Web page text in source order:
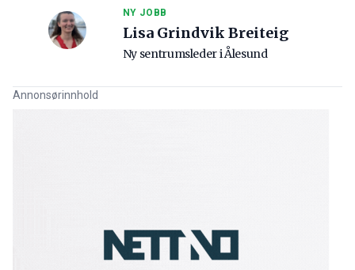
NY JOBB
Lisa Grindvik Breiteig
Ny sentrumsleder i Ålesund
Annonsørinnhold